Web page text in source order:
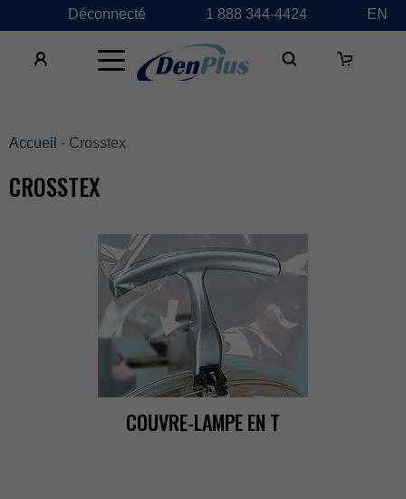
Déconnecté 1888344-4424 EN
×
Accueil -Crosstex
CROSSTEX
COUVRE-LAMPEENT